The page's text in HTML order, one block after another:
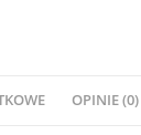
OPINIE (0)